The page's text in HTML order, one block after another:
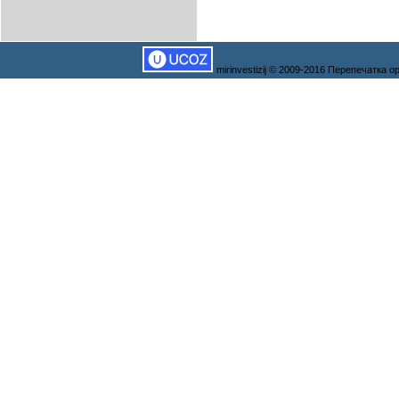
mirinvestizij © 2009-2016 Перепечатка